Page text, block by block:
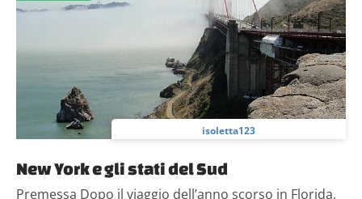
isoletta123
New York e gli stati del Sud
Premessa Dopo il viaggio dell’anno scorso in Florida,